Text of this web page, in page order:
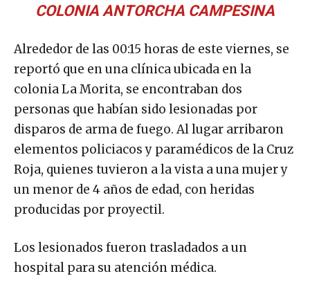
COLONIA ANTORCHA CAMPESINA
Alrededor de las 00:15 horas de este viernes, se
reportó que en una clínica ubicada en la
colonia La Morita, se encontraban dos
personas que habían sido lesionadas por
disparos de arma de fuego. Al lugar arribaron
elementos policiacos y paramédicos de la Cruz
Roja, quienes tuvieron a la vista a una mujer y
un menor de 4 años de edad, con heridas
producidas por proyectil.
Los lesionados fueron trasladados a un
hospital para su atención médica.